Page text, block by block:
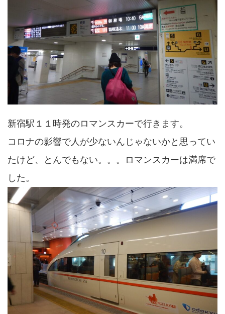
新宿駅１１時発のロマンスカーで行きます。
コロナの影響で人が少ないんじゃないかと思ってい
たけど、とんでもない。。。ロマンスカーは満席で
した。